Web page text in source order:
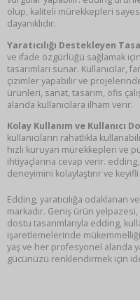
olup, kaliteli mürekkepleri
dayanıklıdır.
Yaratıcılığı Destekleyen
ve ifade özgürlüğü sağlamak
tasarımları sunar. Kullanıcılar,
çizimler yapabilir ve
ürünleri, sanat, tasarım, ofis
alanda kullanıcılara ilham verir.
Kolay Kullanım ve Kullanıcı
kullanıcıların rahatlıkla
hızlı kuruyan mürekkepleri ve
ihtiyaçlarına cevap verir.
deneyimini kolaylaştırır ve
Edding, yaratıcılığa odaklanan
markadır. Geniş ürün yelpazesi,
dostu tasarımlarıyla edding,
işaretlemelerinde
yaş ve her profesyonel alanda
gücünüzü renklendirmek için